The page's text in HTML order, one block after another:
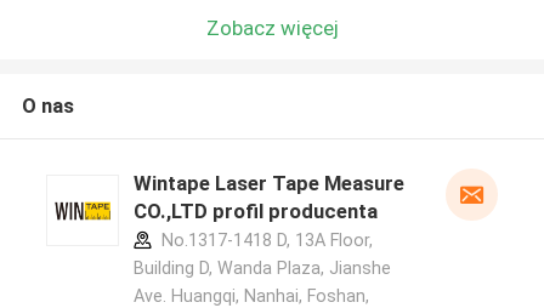
Zobacz więcej
O nas
Wintape Laser Tape Measure
CO.,LTD profil producenta
No.1317-1418 D, 13A Floor,
Building D, Wanda Plaza, Jianshe
Ave. Huangqi, Nanhai, Foshan,